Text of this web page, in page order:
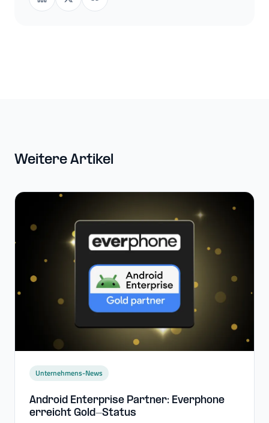
Weitere Artikel
Unternehmens-News
Android Enterprise Partner: Everphone
erreicht Gold-​Status